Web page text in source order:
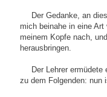
Der Gedanke, an
mich beinahe in eine
meinem Kopfe nach,
herausbringen.
Der Lehrer
zu dem Folgenden: nun